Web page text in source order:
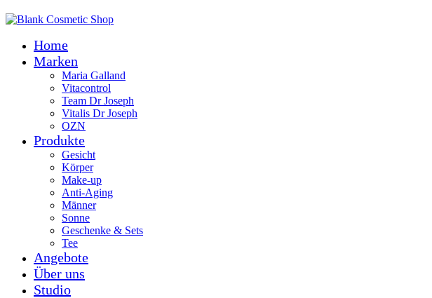
Home
Marken
Maria Galland
Vitacontrol
Team Dr Joseph
Vitalis Dr Joseph
OZN
Produkte
Gesicht
Körper
Make-up
Anti-Aging
Männer
Sonne
Geschenke & Sets
Tee
Angebote
Über uns
Studio